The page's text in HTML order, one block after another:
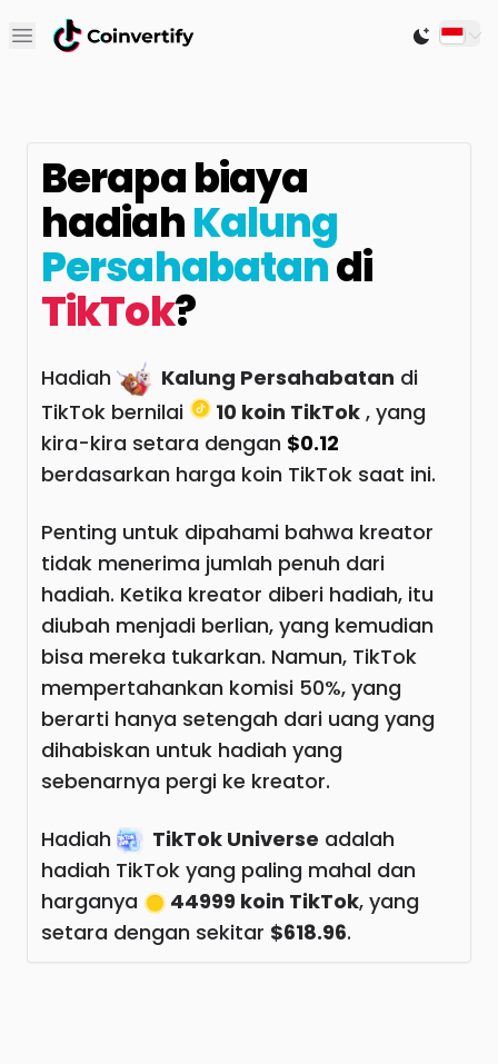
Open main menu Switch
Berapa biaya
hadiahKalung
Persahabatandi
TikTok?
Hadiah Kalung Persahabatan di
TikTok bernilai
10 koin TikTok , yang
kira-kira setara dengan $0.12
berdasarkan harga koin TikTok saat ini.
Penting untuk dipahami bahwa kreator
tidak menerima jumlah penuh dari
hadiah. Ketika kreator diberi hadiah, itu
diubah menjadi berlian, yang kemudian
bisa mereka tukarkan. Namun, TikTok
mempertahankan komisi 50%, yang
berarti hanya setengah dari uang yang
dihabiskan untuk hadiah yang
sebenarnya pergi ke kreator.
Hadiah TikTok Universe adalah
hadiah TikTok yang paling mahal dan
harganya
44999 koin TikTok, yang
setara dengan sekitar $618.96.